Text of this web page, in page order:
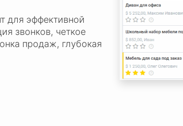
для эффективной
звонков, четкое
продаж, глубокая